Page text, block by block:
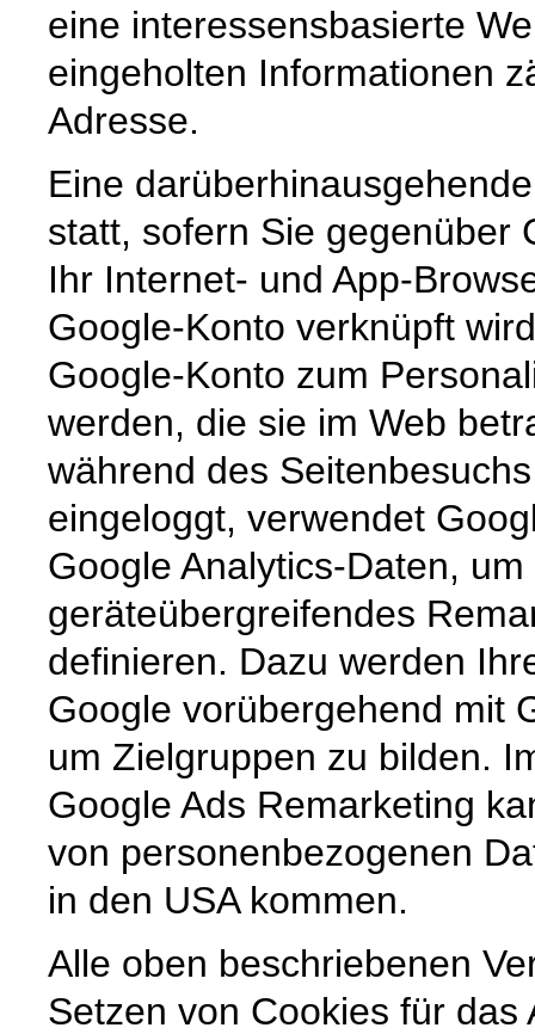
eine interessensbasierte
eingeholten Informationen
Adresse.
Eine
statt, sofern Sie gegenüber
Ihr Internet- und App-
Google-Konto verknüpft
Google-Konto zum
werden, die sie im Web
während des
eingeloggt, verwendet
Google Analytics-Daten,
geräteübergreifendes
definieren. Dazu werden
Google vorübergehend mit
um Zielgruppen zu bilden.
Google Ads Remarketing
von personenbezogenen
in den USA kommen.
Alle oben beschriebenen
Setzen von Cookies für